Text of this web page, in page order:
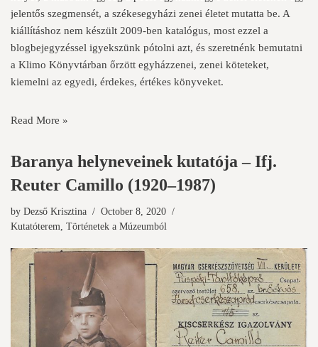
jelentős szegmensét, a székesegyházi zenei életet mutatta be. A
kiállításhoz nem készült 2009-ben katalógus, most ezzel a
blogbejegyzéssel igyekszünk pótolni azt, és szeretnénk bemutatni
a Klimo Könyvtárban őrzött egyházzenei, zenei köteteket,
kiemelni az egyedi, érdekes, értékes könyveket.
Read More »
Baranya helyneveinek kutatója – Ifj.
Reuter Camillo (1920–1987)
by Dezső Krisztina
October 8, 2020
Kutatóterem, Történetek a Múzeumból